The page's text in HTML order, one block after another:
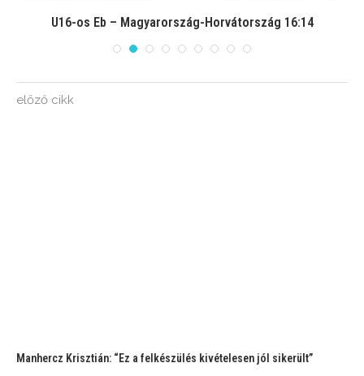
U16-os Eb – Magyarország-Horvátország 16:14
előző cikk
Manhercz Krisztián: “Ez a felkészülés kivételesen jól sikerült”